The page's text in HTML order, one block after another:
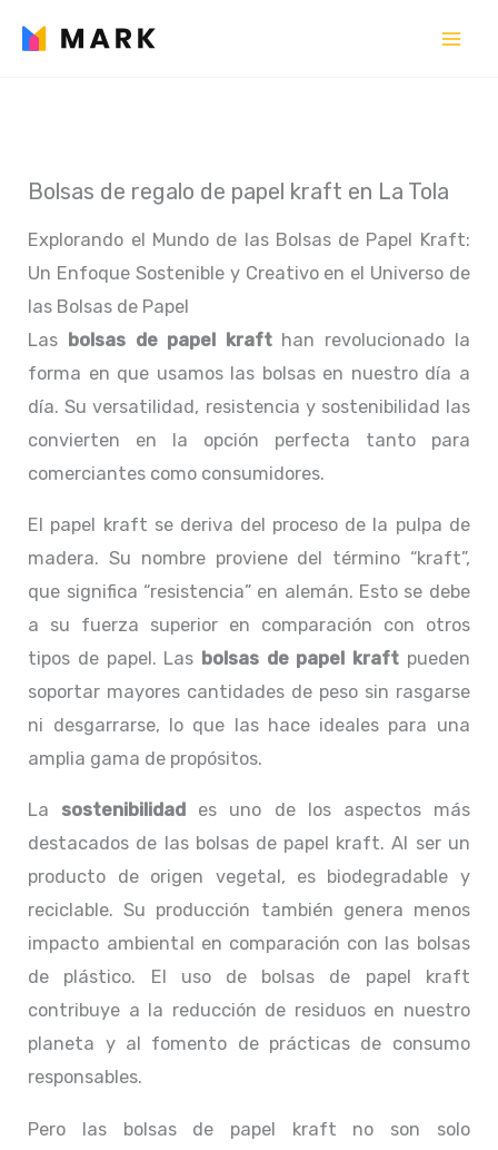
Bolsas de regalo de papel kraft en La Tola
Explorando el Mundo de las Bolsas de Papel Kraft:
Un Enfoque Sostenible y Creativo en el Universo de
las Bolsas de Papel
Las bolsas de papel krafthan revolucionado la
forma en que usamos las bolsas en nuestro día a
día. Su versatilidad, resistencia y sostenibilidad las
convierten en la opción perfecta tanto para
comerciantes como consumidores.
El papel kraft se deriva del proceso de la pulpa de
madera. Su nombre proviene del término “kraft”,
que significa “resistencia” en alemán. Esto se debe
a su fuerza superior en comparación con otros
tipos de papel. Las bolsas de papel kraft pueden
soportar mayores cantidades de peso sin rasgarse
ni desgarrarse, lo que las hace ideales para una
amplia gama de propósitos.
La sostenibilidad
es uno de los aspectos más
destacados de las bolsas de papel kraft. Al ser un
producto de origen vegetal, es biodegradable y
reciclable. Su producción también genera menos
impacto ambiental en comparación con las bolsas
de plástico. El uso de bolsas de papel kraft
contribuye a la reducción de residuos en nuestro
planeta y al fomento de prácticas de consumo
responsables.
Pero las bolsas de papel kraft no son solo